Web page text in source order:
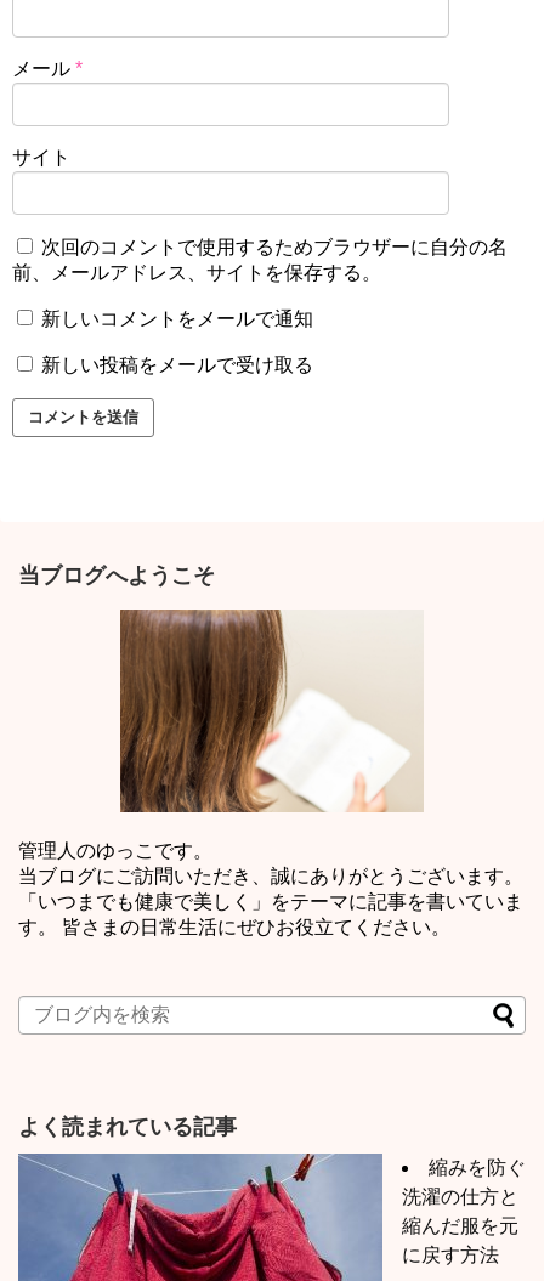
メール *
サイト
次回のコメントで使用するためブラウザーに自分の名
前、メールアドレス、サイトを保存する。
新しいコメントをメールで通知
新しい投稿をメールで受け取る
当ブログへようこそ
管理人のゆっこです。
当ブログにご訪問いただき、誠にありがとうございます。
「いつまでも健康で美しく」をテーマに記事を書いていま
す。 皆さまの日常生活にぜひお役立てください。
よく読まれている記事
縮みを防ぐ
洗濯の仕方と
縮んだ服を元
に戻す方法